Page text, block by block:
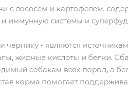
с лососем и картофелем,
иммунную системы и
чернику - являются
жирные кислоты и белки.
собакам всех пород, а
корма помогает